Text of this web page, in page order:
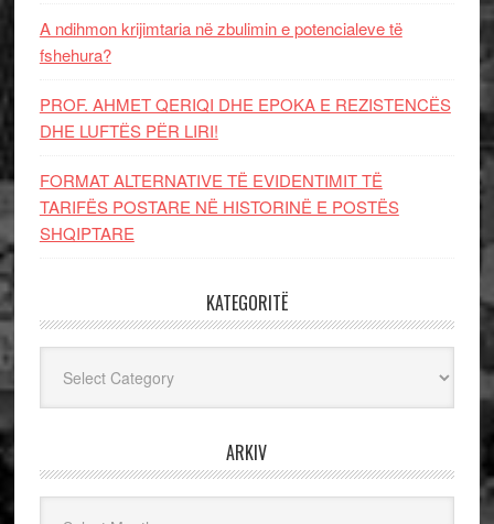
A ndihmon krijimtaria në zbulimin e potencialeve të
fshehura?
PROF. AHMET QERIQI DHE EPOKA E REZISTENCЁS
DHE LUFTЁS PЁR LIRI!
FORMAT ALTERNATIVE TË EVIDENTIMIT TË
TARIFËS POSTARE NË HISTORINË E POSTËS
SHQIPTARE
KATEGORITË
ARKIV